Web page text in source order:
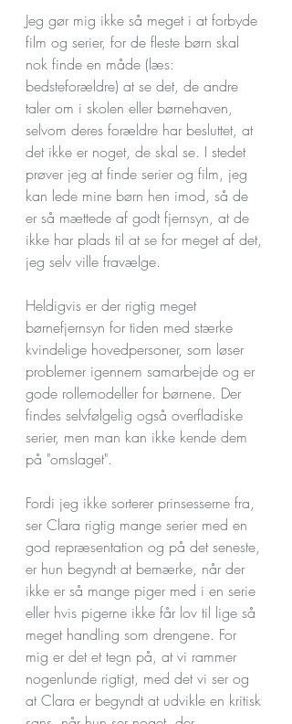
Jeg gør mig ikke så meget i at forbyde
film og serier, for de fleste børn skal
nok finde en måde (læs:
bedsteforældre) at se det, de andre
taler om i skolen eller børnehaven,
selvom deres forældre har besluttet, at
det ikke er noget, de skal se. I stedet
prøver jeg at finde serier og film, jeg
kan lede mine børn hen imod, så de
er så mættede af godt fjernsyn, at de
ikke har plads til at se for meget af det,
jeg selv ville fravælge.
Heldigvis er der rigtig meget
børnefjernsyn for tiden med stærke
kvindelige hovedpersoner, som løser
problemer igennem samarbejde og er
gode rollemodeller for børnene. Der
findes selvfølgelig også overfladiske
serier, men man kan ikke kende dem
på "omslaget".
Fordi jeg ikke sorterer prinsesserne fra,
ser Clara rigtig mange serier med en
god repræsentation og på det seneste,
er hun begyndt at bemærke, når der
ikke er så mange piger med i en serie
eller hvis pigerne ikke får lov til lige så
meget handling som drengene. For
mig er det et tegn på, at vi rammer
nogenlunde rigtigt, med det vi ser og
at Clara er begyndt at udvikle en kritisk